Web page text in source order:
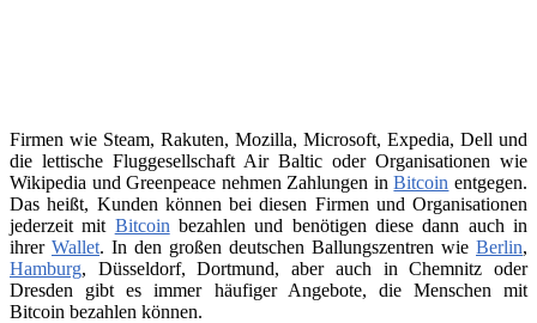
Firmen wie Steam, Rakuten, Mozilla, Microsoft, Expedia, Dell und
die lettische Fluggesellschaft Air Baltic oder Organisationen wie
Wikipedia und Greenpeace nehmen Zahlungen inBitcoin entgegen.
Das heißt, Kunden können bei diesen Firmen und Organisationen
jederzeit mit Bitcoin bezahlen und benötigen diese dann auch in
ihrer Wallet. In den großen deutschen Ballungszentren wie Berlin,
Hamburg, Düsseldorf, Dortmund, aber auch in Chemnitz oder
Dresden gibt es immer häufiger Angebote, die Menschen mit
Bitcoin bezahlen können.